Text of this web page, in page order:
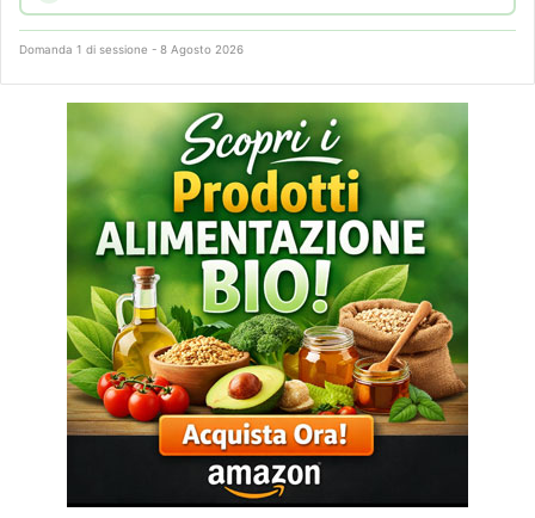
Domanda 1 di sessione - 8 Agosto 2026